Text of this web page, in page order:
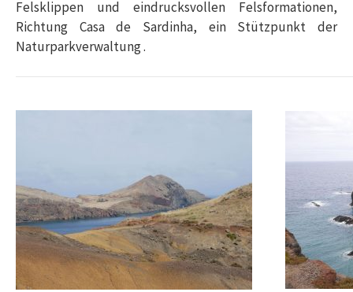
Felsklippen und eindrucksvollen Felsformationen,
Richtung Casa de Sardinha, ein Stützpunkt der
Naturparkverwaltung .